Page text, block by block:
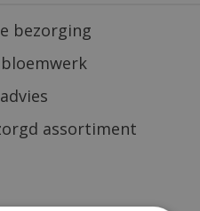
bezorging
assortiment